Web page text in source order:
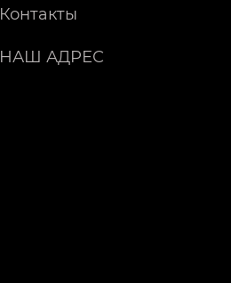
Контакты
НАШ АДРЕС